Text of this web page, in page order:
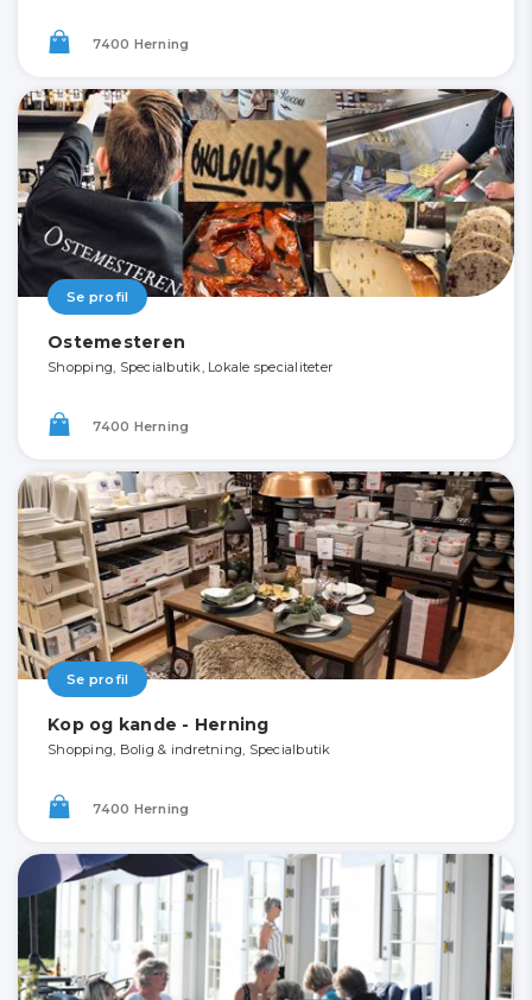
7400 Herning
Se profil
Ostemesteren
Shopping, Specialbutik, Lokale specialiteter
7400 Herning
Se profil
Kop og kande - Herning
Shopping, Bolig & indretning, Specialbutik
7400 Herning